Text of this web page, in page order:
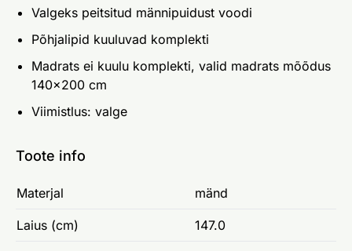
Valgeks peitsitud männipuidust voodi
Põhjalipid kuuluvad komplekti
Madrats ei kuulu komplekti, valid madrats mõõdus
140x200 cm
Viimistlus: valge
Toote info
Materjal mänd
Laius (cm) 147.0